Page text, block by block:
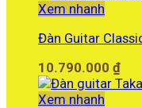
Xem nhanh
Đàn Guitar
10.790.000 ₫
Xem nhanh